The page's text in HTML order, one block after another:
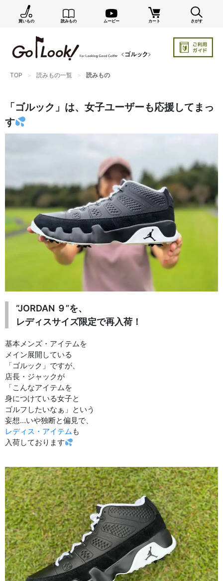
買いもの 読みもの ムービー カート さがす
TOP 読みもの一覧 読みもの
「ゴルック」は、女子ユーザーも応援してまっ
す
“JORDAN ９”を、
レディスサイズ限定で再入荷！
基本メンズ・アイテムを
メイン展開している
「ゴルック」ですが、
店長・ジャックが
「こんなアイテムを
身につけている女子と
ゴルフしたいなぁ」という
妄想…いや独断と偏見で、
レディス・アイテム も
入荷しております
×
GO/LOOK! からのお知らせ（受信設定）
新商品情報や編集部のオススメ、オトクな情報・買い
まだご登録でない方はぜひ！
編集部セレクトのスタイル提案・お得情報（ダイレクトメール）
カートに残っている商品のお知らせ（買い忘れ通知）
お知らせを受け取る
いつでもメール内のリンクから配信停止できます